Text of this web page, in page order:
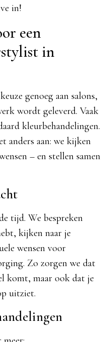
in!
een
in
genoeg aan salons,
wordt geleverd. Vaak
kleurbehandelingen.
anders aan: we kijken
– en stellen samen
tijd. We bespreken
kijken naar je
wensen voor
Zo zorgen we dat
komt, maar ook dat je
uitziet.